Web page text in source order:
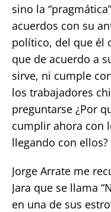
sino la
acuerdos con su
político, del que él
que de acuerdo a
sirve, ni cumple
los trabajadores
preguntarse ¿Por
cumplir ahora con
llegando con ellos?
Jorge Arrate me
Jara que se llama
en una de sus